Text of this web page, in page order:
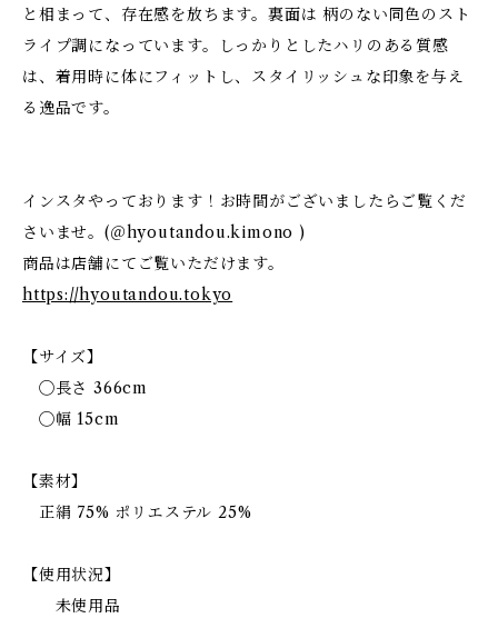
と相まって、存在感を放ちます。裏面は 柄のない同色のスト
ライプ調になっています。しっかりとしたハリのある質感
は、着用時に体にフィットし、スタイリッシュな印象を与え
る逸品です。
インスタやっております！お時間がございましたらご覧くだ
さいませ。(＠hyoutandou.kimono )
商品は店舗にてご覧いただけます。
https://hyoutandou.tokyo
【サイズ】
◯長さ 366cm
◯幅 15cm
【素材】
正絹 75% ポリエステル 25%
【使用状況】
未使用品